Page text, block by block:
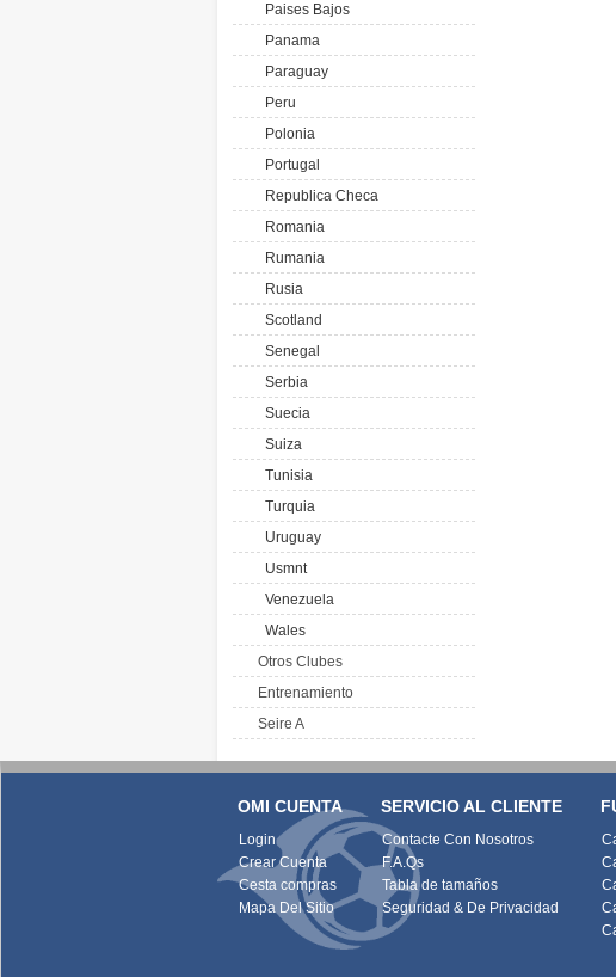
Paises Bajos
Panama
Paraguay
Peru
Polonia
Portugal
Republica Checa
Romania
Rumania
Rusia
Scotland
Senegal
Serbia
Suecia
Suiza
Tunisia
Turquia
Uruguay
Usmnt
Venezuela
Wales
Otros Clubes
Entrenamiento
Seire A
OMI CUENTA
Login
Crear Cuenta
Cesta compras
Mapa Del Sitio
SERVICIO AL CLIENTE
Contacte Con Nosotros
F.A.Qs
Tabla de tamaños
Seguridad & De Privacidad